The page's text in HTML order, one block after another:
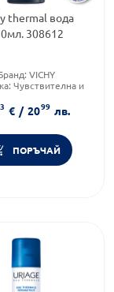
thermal вода
308612
VICHY
Чувствителна и
козметика:
€ / 2099 лв.
ПОРЪЧАЙ